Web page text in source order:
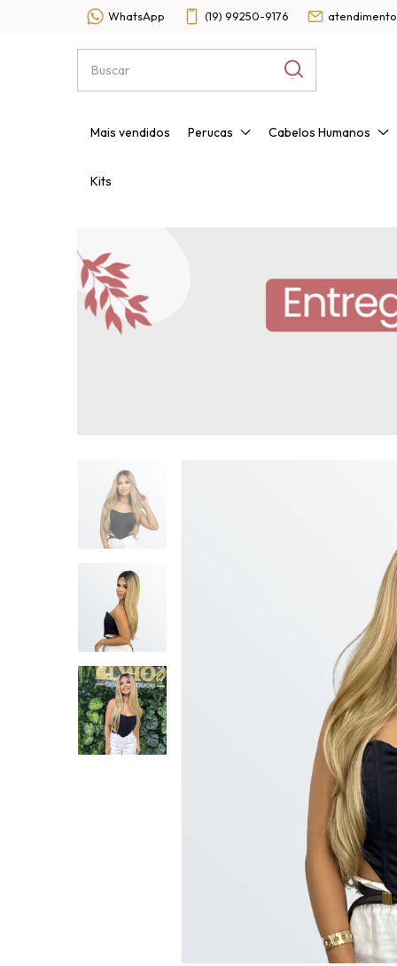
WhatsApp (19) 99250-9176
Mais vendidos Perucas Cabelos Humanos
Kits